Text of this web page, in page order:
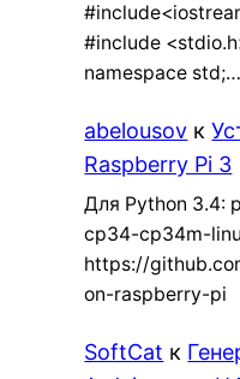
#include
namespace std;…
abelousov к
Raspberry Pi 3
Для Python 3.4:
cp34-cp34m-
https://
on-raspberry-pi
SoftCat к